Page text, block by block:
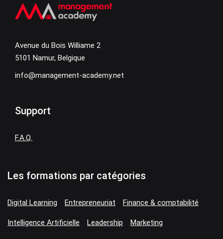
Avenue du Bois Williame 2
5101 Namur, Belgique
info@management-academy.net
Support
F.A.Q.
Les formations par catégories
Digital Learning Entrepreneuriat Finance & comptabilité
Intelligence Artificielle Leadership Marketing